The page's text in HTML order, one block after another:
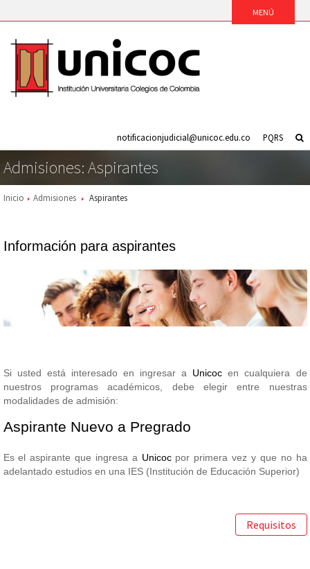
PQRS
notificacionjudicial@unicoc.edu.co
Admisiones: Aspirantes
Inicio Admisiones Aspirantes
Información para aspirantes
Si usted está interesado en ingresar a Unicoc en cualquiera de
nuestros programas académicos, debe elegir entre nuestras
modalidades de admisión:
Aspirante Nuevo a Pregrado
Es el aspirante que ingresa a Unicocpor primera vez y que no ha
adelantado estudios en una IES (Institución de Educación Superior)
Requisitos